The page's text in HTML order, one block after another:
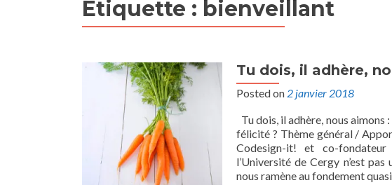
Étiquette : bienveillant
Tu dois, il adhère,
Posted on 2 janvier 2018
Tu dois, il adhère, nous aimons
félicité ? Thème général /
Codesign-it! et co-
l’Université de Cergy n’est
nous ramène au fondement